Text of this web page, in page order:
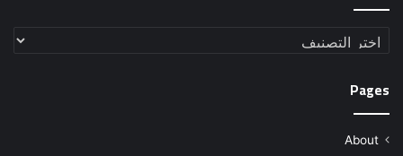
تصنيفات
Pages
About